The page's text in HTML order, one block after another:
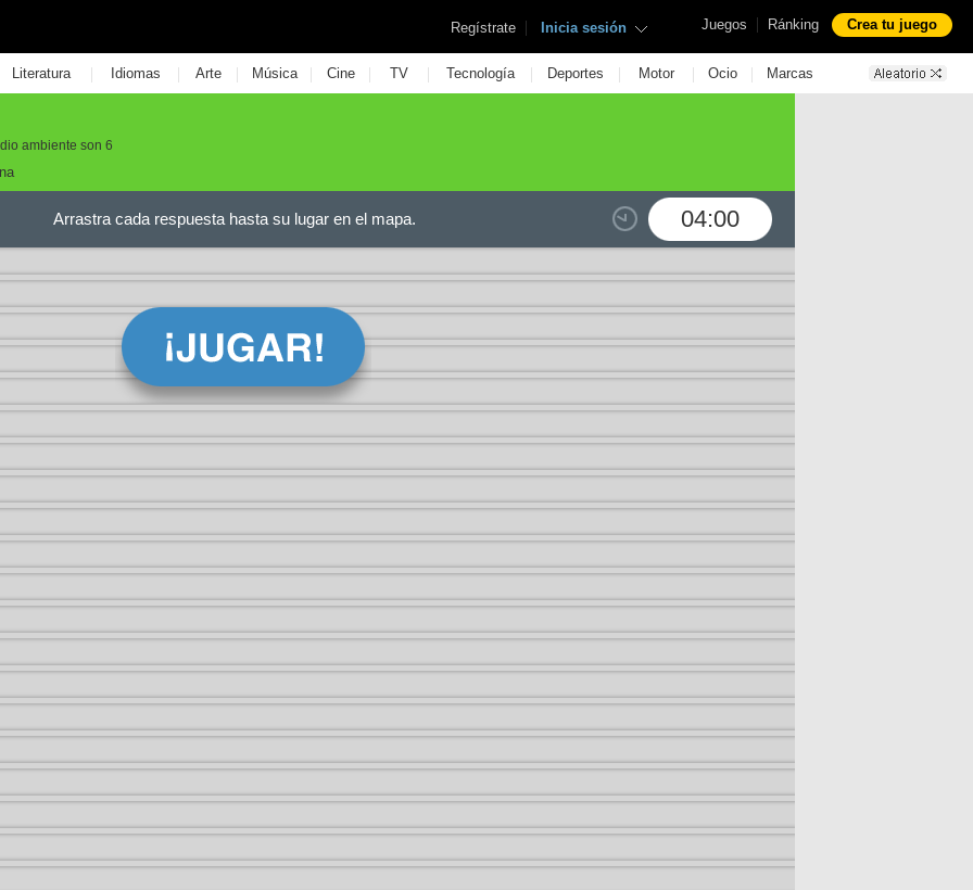
Juegos | Ránking Crea tu juego
Regístrate | Inicia sesión
Literatura | Idiomas | Arte | Música | Cine | TV | Tecnología | Deportes | Motor | Ocio | Marcas
ambiente son 6
04:00
Arrastra cada respuesta hasta su lugar en el mapa.